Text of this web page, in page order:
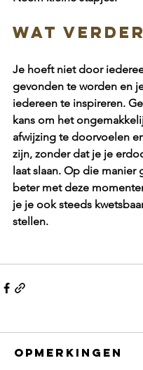
Wat
Je hoeft niet door
gevonden te worden en
iedereen te inspireren.
kans om het
afwijzing te doorvoelen
zijn, zonder dat je je
laat slaan. Op die manier
beter met deze
je je ook steeds
stellen.
Opmerkingen